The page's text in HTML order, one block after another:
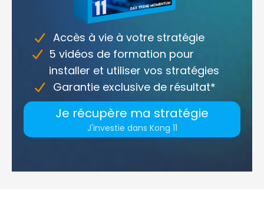
Accès à vie à votre stratégie
5 vidéos de formation pour
installer et utiliser vos stratégies
Garantie exclusive de résultat*
Je récupère ma stratégie
J'investie dans Kong 11